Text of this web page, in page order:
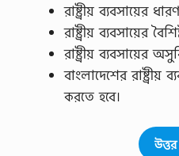
রাষ্ট্রীয় ব্যবসায়ের
রাষ্ট্রীয় ব্যবসায়ের
রাষ্ট্রীয় ব্যবসায়ের
বাংলাদেশের রাষ্ট্রীয়
করতে হবে।